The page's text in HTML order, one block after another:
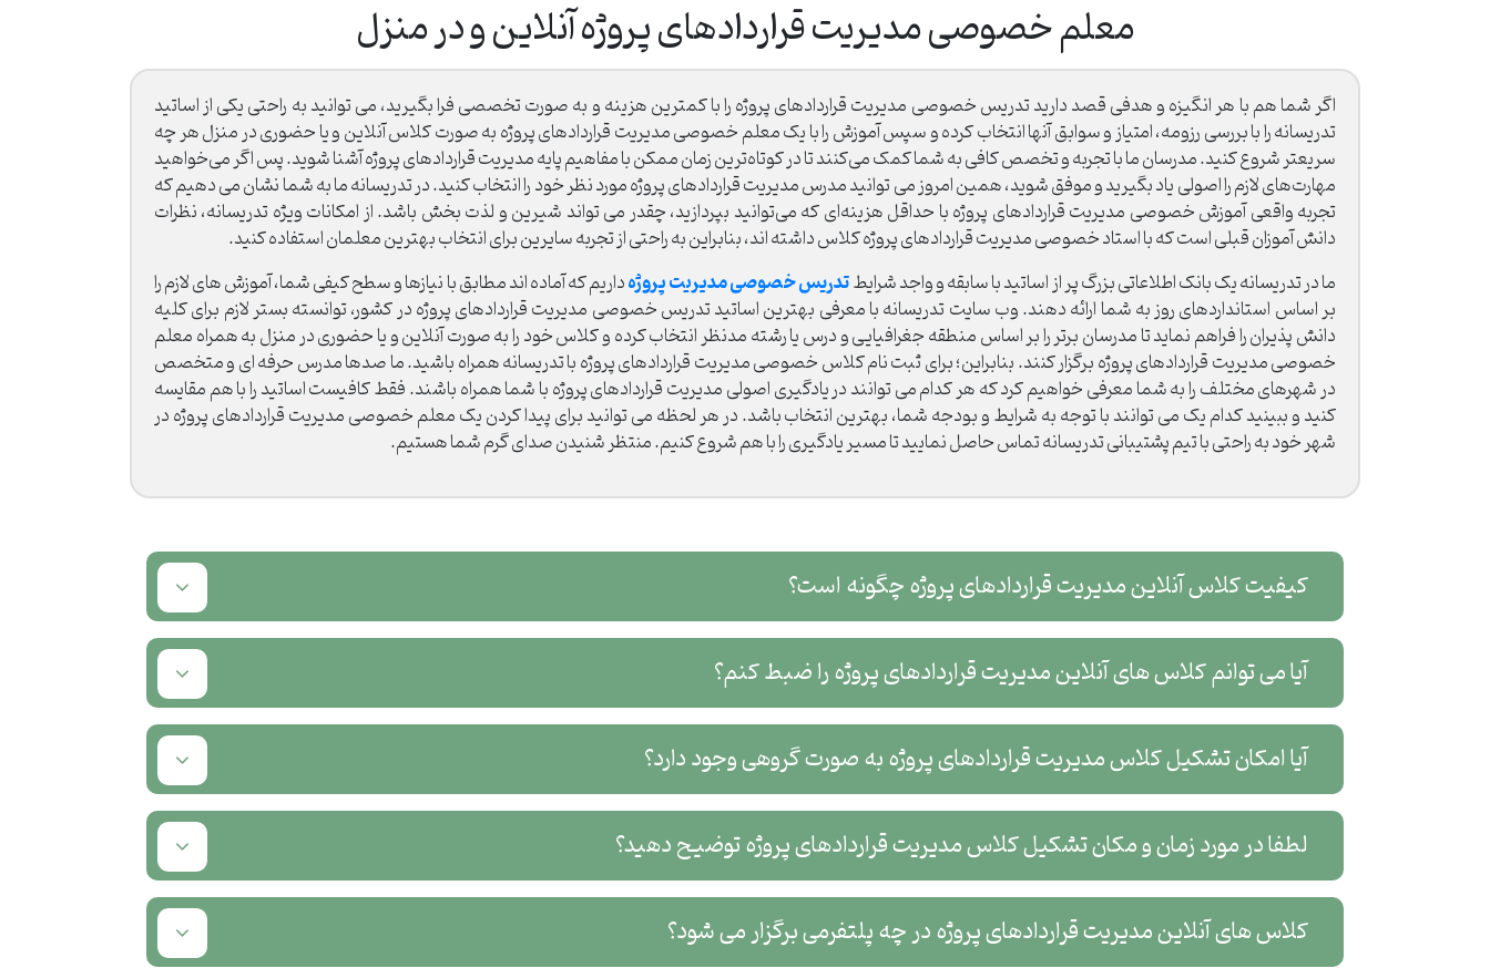
معلم خصوصی مدیریت قراردادهای پروژه آنلاین و در منزل
اگر شما هم با هر انگیزه و هدفی قصد دارید تدریس خصوصی مدیریت قراردادهای پروژه را با کمترین هزینه و به صورت تخصصی فرا بگیرید، می توانید به راحتی یکی از اساتید
تدریسانه را با بررسی رزومه، امتیاز و سوابق آنها انتخاب کرده و سپس آموزش را با یک معلم خصوصی مدیریت قراردادهای پروژه به صورت کلاس آنلاین و یا حضوری در منزل هر چه
سریعتر شروع کنید. مدرسان ما با تجربه و تخصص کافی به شما کمک می‌کنند تا در کوتاه‌ترین زمان ممکن با مفاهیم پایه‌ مدیریت قراردادهای پروژه آشنا شوید. پس اگر می‌خواهید
مهارت‌های لازم را اصولی یاد بگیرید و موفق شوید، همین امروز می توانید مدرس مدیریت قراردادهای پروژه مورد نظر خود را انتخاب کنید. در تدریسانه ما به شما نشان می دهیم که
تجربه واقعی آموزش خصوصی مدیریت قراردادهای پروژه با حداقل هزینه‌ای که می‌توانید بپردازید، چقدر می تواند شیرین و لذت بخش باشد. از امکانات ویژه تدریسانه، نظرات
دانش آموزان قبلی است که با استاد خصوصی مدیریت قراردادهای پروژه کلاس داشته اند، بنابراین به راحتی از تجربه سایرین برای انتخاب بهترین معلمان استفاده کنید.
ما در تدریسانه یک بانک اطلاعاتی بزرگ پر از اساتید با سابقه و واجد شرایطتدریس خصوصی مدیریت پروژهداریم که آماده اند مطابق با نیازها و سطح کیفی شما، آموزش های لازم را
بر اساس استانداردهای روز به شما ارائه دهند. وب سایت تدریسانه با معرفی بهترین اساتید تدریس خصوصی مدیریت قراردادهای پروژه در کشور، توانسته بستر لازم برای کلیه
دانش پذیران را فراهم نماید تا مدرسان برتر را بر اساس منطقه جغرافیایی و درس یا رشته مدنظر انتخاب کرده و کلاس خود را به صورت آنلاین و یا حضوری در منزل به همراه معلم
خصوصی مدیریت قراردادهای پروژه برگزار کنند. بنابراین؛ برای ثبت نام کلاس خصوصی مدیریت قراردادهای پروژه با تدریسانه همراه باشید. ما صدها مدرس حرفه ای و متخصص
در شهرهای مختلف را به شما معرفی خواهیم کرد که هر کدام می توانند در یادگیری اصولی مدیریت قراردادهای پروژه با شما همراه باشند. فقط کافیست اساتید را با هم مقایسه
کنید و ببینید کدام یک می توانند با توجه به شرایط و بودجه شما، بهترین انتخاب باشد. در هر لحظه می توانید برای پیدا کردن یک معلم خصوصی مدیریت قراردادهای پروژه در
شهر خود به راحتی با تیم پشتیبانی تدریسانه تماس حاصل نمایید تا مسیر یادگیری را با هم شروع کنیم. منتظر شنیدن صدای گرم شما هستیم.
کیفیت کلاس آنلاین مدیریت قراردادهای پروژه چگونه است؟
آیا می توانم کلاس های آنلاین مدیریت قراردادهای پروژه را ضبط کنم؟
آیا امکان تشکیل کلاس مدیریت قراردادهای پروژه به صورت گروهی وجود دارد؟
لطفا در مورد زمان و مکان تشکیل کلاس مدیریت قراردادهای پروژه توضیح دهید؟
کلاس های آنلاین مدیریت قراردادهای پروژه در چه پلتفرمی برگزار می شود؟